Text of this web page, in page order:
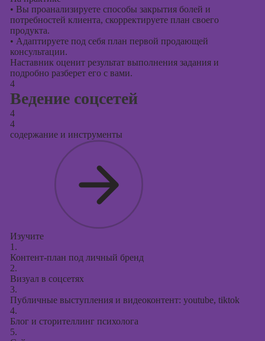
• Вы проанализируете способы закрытия болей и
потребностей клиента, скорректируете план своего
продукта.
• Адаптируете под себя план первой продающей
консультации.
Наставник оценит результат выполнения задания и
подробно разберет его с вами.
4
Ведение соцсетей
4
4
содержание и инструменты
Изучите
1.
Контент-план под личный бренд
2.
Визуал в соцсетях
3.
Публичные выступления и видеоконтент: youtube, tiktok
4.
Блог и сторителлинг психолога
5.